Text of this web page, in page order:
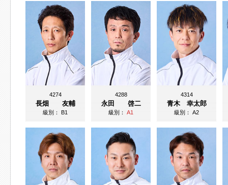
4274
長畑 友輔
級別：B1
4288
永田 啓二
級別：A1
4314
青木 幸太郎
級別：A2